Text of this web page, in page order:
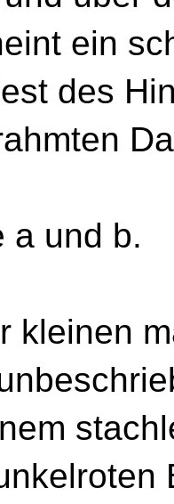
ein
des
a und b.
kleinen